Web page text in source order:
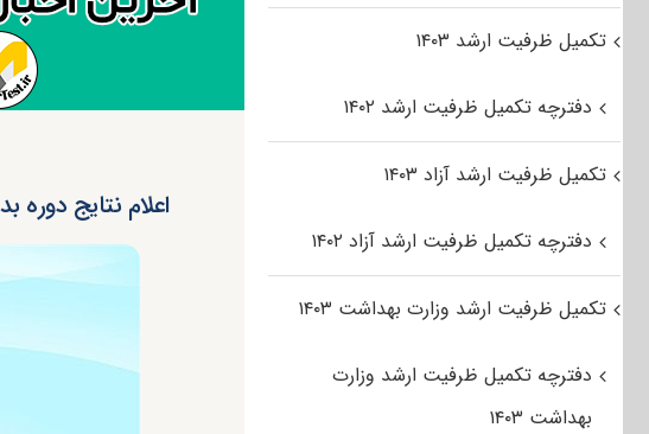
اعلام نتایج دوره
تکمیل ظرفیت ارشد ۱۴۰۳
دفترچه تکمیل ظرفیت ارشد ۱۴۰۲
تکمیل ظرفیت ارشد آزاد ۱۴۰۳
دفترچه تکمیل ظرفیت ارشد آزاد ۱۴۰۲
تکمیل ظرفیت ارشد وزارت بهداشت ۱۴۰۳
دفترچه تکمیل ظرفیت ارشد وزارت
بهداشت ۱۴۰۳